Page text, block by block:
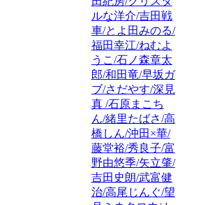
ルな洋介/吉田戦
車/とよ田みのる/
福田幸江/ねむよ
うこ/石ノ森章太
郎/和田竜/早坂ガ
ブ/さだやす/深見
真 /石原まこち
ん/緒里たばさ/高
橋しん/沖田×華/
藤堂裕/秀良子/富
野由悠季/矢立肇/
吉田史朗/武富健
治/高尾じんぐ/望